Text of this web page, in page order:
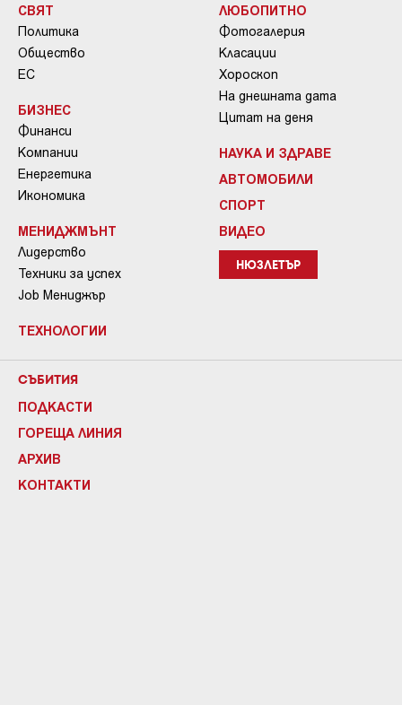
СВЯТ
Политика
Общество
ЕС
БИЗНЕС
Финанси
Компании
Енергетика
Икономика
МЕНИДЖМЪНТ
Лидерство
Техники за успех
Job Мениджър
ТЕХНОЛОГИИ
ЛЮБОПИТНО
Фотогалерия
Класации
Хороскоп
На днешната дата
Цитат на деня
НАУКА И ЗДРАВЕ
АВТОМОБИЛИ
СПОРТ
ВИДЕО
НЮЗЛЕТЪР
СЪБИТИЯ
ПОДКАСТИ
ГОРЕЩА ЛИНИЯ
АРХИВ
КОНТАКТИ